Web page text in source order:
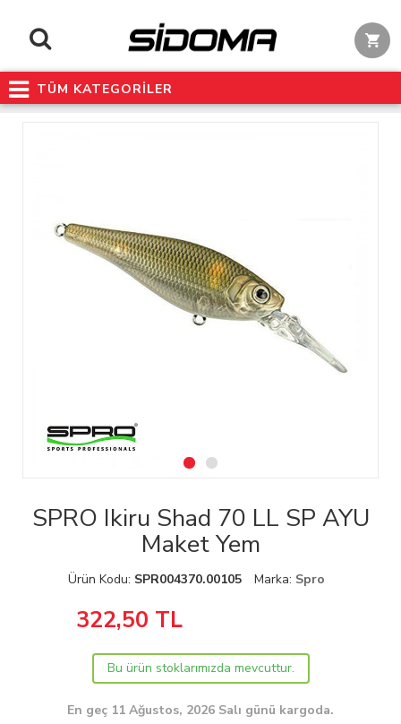
TÜM KATEGORİLER
SPRO Ikiru Shad 70 LL SP AYU
Maket Yem
Ürün Kodu: SPR004370.00105 Marka: Spro
322,50 TL
Bu ürün stoklarımızda mevcuttur.
En geç 11 Ağustos, 2026 Salı günü kargoda.